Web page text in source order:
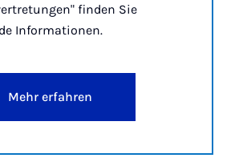
finden Sie
Informationen.
Mehr erfahren